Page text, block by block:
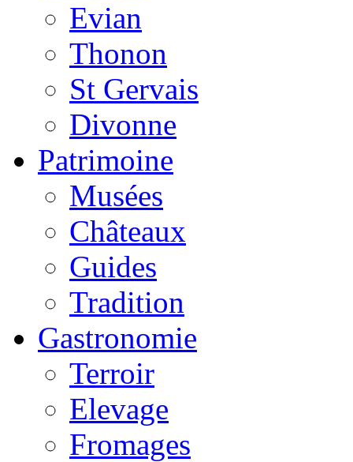
Evian
Thonon
St Gervais
Divonne
Patrimoine
Musées
Châteaux
Guides
Tradition
Gastronomie
Terroir
Elevage
Fromages